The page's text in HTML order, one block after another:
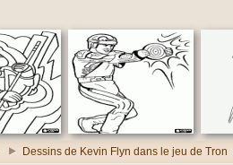
Dessins de Kevin Flyn dans le jeu de Tron